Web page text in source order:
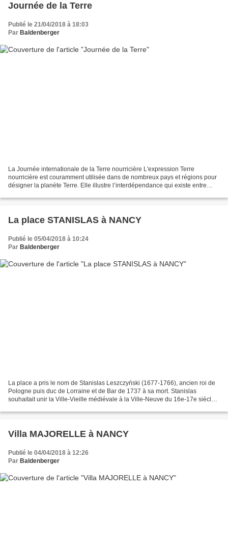
Journée de la Terre
Publié le 21/04/2018 à 18:03
Par Baldenberger
La Journée internationale de la Terre nourricière L'expression Terre
nourricière est couramment utilisée dans de nombreux pays et régions pour
désigner la planète Terre. Elle illustre l’interdépendance qui existe entre
La place STANISLAS à NANCY
Publié le 05/04/2018 à 10:24
Par Baldenberger
La place a pris le nom de Stanislas Leszczyński (1677-1766), ancien roi de
Pologne puis duc de Lorraine et de Bar de 1737 à sa mort. Stanislas
souhaitait unir la Ville-Vieille médiévale à la Ville-Neuve du 16e-17e siècle.
Villa MAJORELLE à NANCY
Publié le 04/04/2018 à 12:26
Par Baldenberger